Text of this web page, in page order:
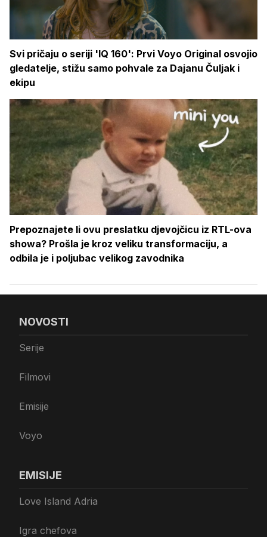
Svi pričaju o seriji 'IQ 160': Prvi Voyo Original osvojio
gledatelje, stižu samo pohvale za Dajanu Čuljak i
ekipu
Prepoznajete li ovu preslatku djevojčicu iz RTL-ova
showa? Prošla je kroz veliku transformaciju, a
odbila je i poljubac velikog zavodnika
NOVOSTI
Serije
Filmovi
Emisije
Voyo
EMISIJE
Love Island Adria
Igra chefova